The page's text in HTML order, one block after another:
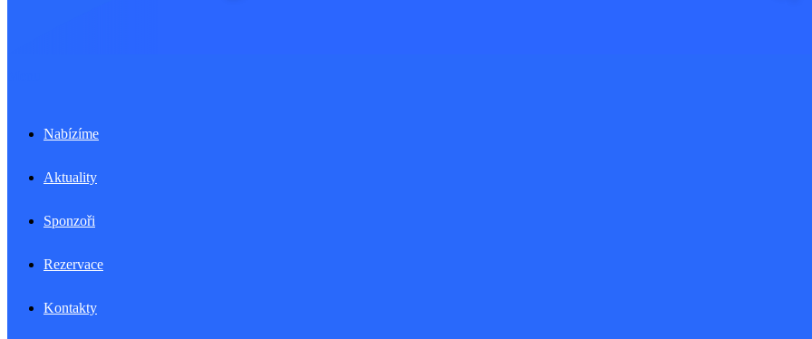
Nabízíme
Aktuality
Sponzoři
Rezervace
Kontakty